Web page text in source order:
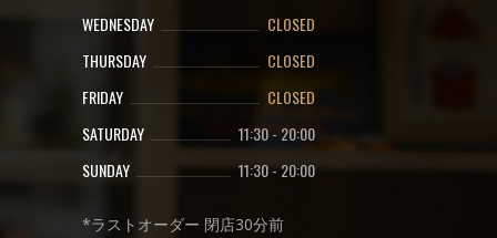
WEDNESDAY
CLOSED
THURSDAY
CLOSED
FRIDAY
CLOSED
SATURDAY
11:30- 20:00
SUNDAY
11:30-20:00
*ラストオーダー 閉店30分前